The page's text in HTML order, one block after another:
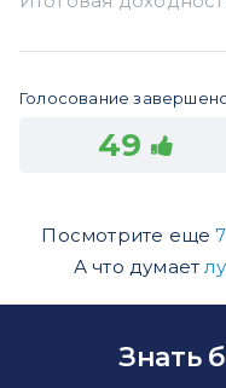
Голосование
49
Посмотрите еще
А что думает
Знать